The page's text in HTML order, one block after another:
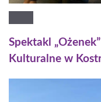
Spektakl
Kulturalne w